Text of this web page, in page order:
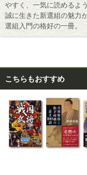
やすく、一気に読めるよ
誠に生きた新選組の魅
選組入門の格好の一冊。
こちらもおすすめ